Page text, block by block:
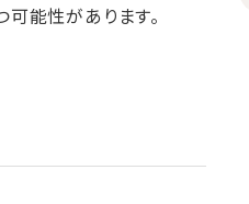
能性があります。